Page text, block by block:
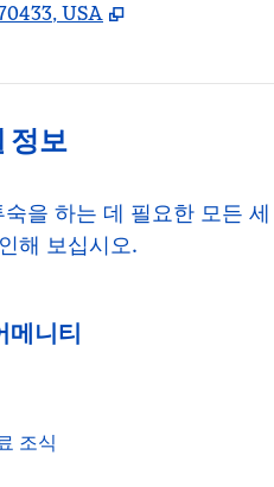
USA
정보
을 하는 데 필요한 모든 세
해 보십시오.
메니티
조식